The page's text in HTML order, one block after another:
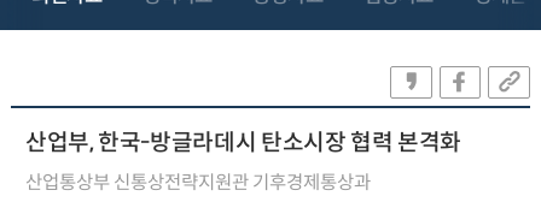
산업부, 한국-방글라데시 탄소시장 협력 본격화
산업통상부 신통상전략지원관 기후경제통상과